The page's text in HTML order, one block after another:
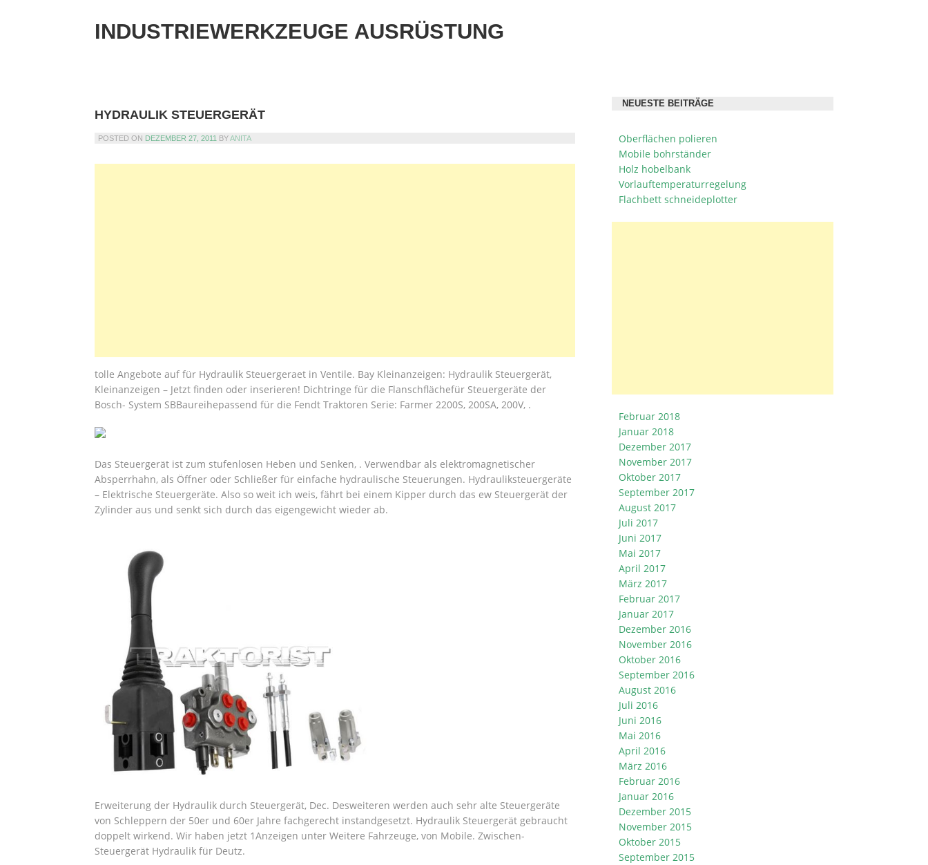
INDUSTRIEWERKZEUGE AUSRÜSTUNG
HYDRAULIK STEUERGERÄT
POSTED ON DEZEMBER 27, 2011 BYANITA
tolle Angebote auf für Hydraulik Steuergeraet in Ventile. Bay Kleinanzeigen: Hydraulik Steuergerät,
Kleinanzeigen – Jetzt finden oder inserieren! Dichtringe für die Flanschflächefür Steuergeräte der
Bosch- System SBBaureihepassend für die Fendt Traktoren Serie: Farmer 2200S, 200SA, 200V, .
Das Steuergerät ist zum stufenlosen Heben und Senken, . Verwendbar als elektromagnetischer
Absperrhahn, als Öffner oder Schließer für einfache hydraulische Steuerungen. Hydrauliksteuergeräte
– Elektrische Steuergeräte. Also so weit ich weis, fährt bei einem Kipper durch das ew Steuergerät der
Zylinder aus und senkt sich durch das eigengewicht wieder ab.
Erweiterung der Hydraulik durch Steuergerät, Dec. Desweiteren werden auch sehr alte Steuergeräte
von Schleppern der 50er und 60er Jahre fachgerecht instandgesetzt. Hydraulik Steuergerät gebraucht
doppelt wirkend. Wir haben jetzt 1Anzeigen unter Weitere Fahrzeuge, von Mobile. Zwischen-
Steuergerät Hydraulik für Deutz.
NEUESTE BEITRÄGE
Oberflächen polieren
Mobile bohrständer
Holz hobelbank
Vorlauftemperaturregelung
Flachbett schneideplotter
Februar 2018
Januar 2018
Dezember 2017
November 2017
Oktober 2017
September 2017
August 2017
Juli 2017
Juni 2017
Mai 2017
April 2017
März 2017
Februar 2017
Januar 2017
Dezember 2016
November 2016
Oktober 2016
September 2016
August 2016
Juli 2016
Juni 2016
Mai 2016
April 2016
März 2016
Februar 2016
Januar 2016
Dezember 2015
November 2015
Oktober 2015
September 2015